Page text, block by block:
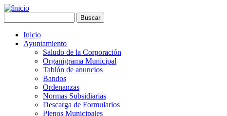
Pasar al contenido principal
Main menu
Inicio
Ayuntamiento
Saludo de la Corporación
Organigrama Municipal
Tablón de anuncios
Bandos
Ordenanzas
Normas Subsidiarias
Descarga de Formularios
Plenos Municipales